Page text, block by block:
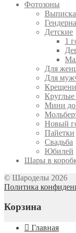
Фотозоны
Выписка
Детские
1
Для
Для
Мини до
Новый
Пайетки
Свадьба
Юбилей
Шары в
© Шароделы 2026
Политика
Корзина
Главная